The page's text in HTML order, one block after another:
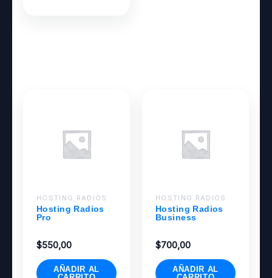
HOSTING RADIOS
Hosting Radios
Pro
$550,00
AÑADIR AL
HOSTING RADIOS
Hosting Radios
Business
$700,00
AÑADIR AL